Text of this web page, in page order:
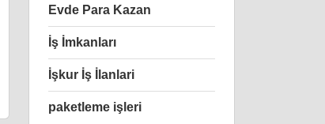
Evde Para Kazan
İş İmkanları
İşkur İş İlanlari
paketleme işleri